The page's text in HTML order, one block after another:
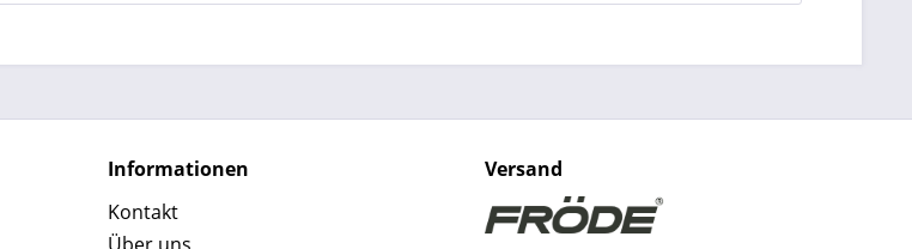
Informationen
Kontakt
Versand